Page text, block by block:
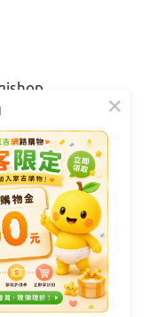
17:30